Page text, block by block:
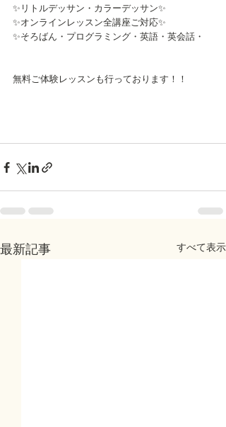
✨リトルデッサン・カラーデッサン✨
✨オンラインレッスン全講座ご対応✨
✨そろばん・プログラミング・英語・英会話・
無料ご体験レッスンも行っております！！
最新記事 すべて表示